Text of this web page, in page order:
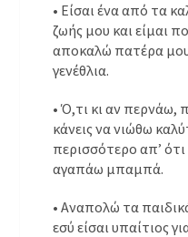
• Είσαι ένα από τα
ζωής μου και είμαι
αποκαλώ πατέρα
γενέθλια.
• Ό,τι κι αν περνάω,
κάνεις να νιώθω
περισσότερο απ’
αγαπάω μπαμπά.
• Αναπολώ τα
εσύ είσαι υπαίτιος